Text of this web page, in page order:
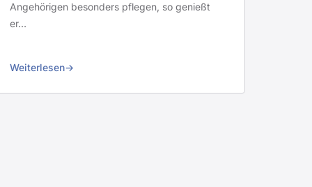
Angehörigen besonders pflegen, so genießt
er…
Weiterlesen